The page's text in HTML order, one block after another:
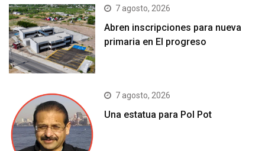
7 agosto, 2026
Abren inscripciones para nueva
primaria en El progreso
7 agosto, 2026
Una estatua para Pol Pot